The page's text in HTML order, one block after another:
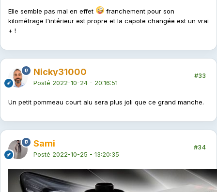
Elle semble pas mal en effet
franchement pour son
kilométrage l'intérieur est propre et la capote changée est un vrai
+ !
Nicky31000
Posté 2022-10-24 - 20:16:51
#33
Un petit pommeau court alu sera plus joli que ce grand manche.
Sami
Posté 2022-10-25 - 13:20:35
#34